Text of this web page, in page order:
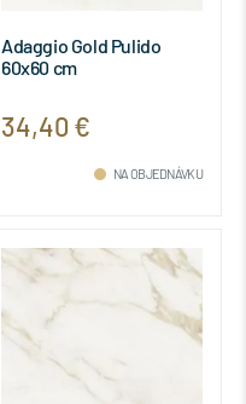
Adaggio Gold Pulido
60x60 cm
34,40 €
NA OBJEDNÁVKU